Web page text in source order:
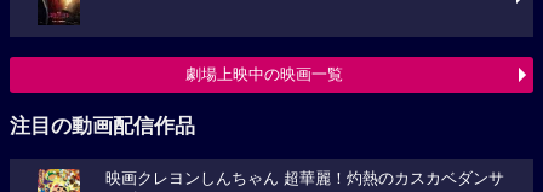
劇場上映中の映画一覧
注目の動画配信作品
映画クレヨンしんちゃん 超華麗！灼熱のカスカベダンサ